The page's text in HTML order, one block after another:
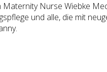
Nurse Wiebke
und alle, die mit